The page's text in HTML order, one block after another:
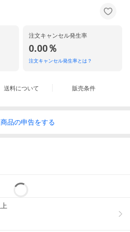
ラーコーヒー
レンド 400g×3袋
注文キャンセル発生率
0.00％
注文キャンセル発生率とは？
送料について 販売条件
商品の申告をする